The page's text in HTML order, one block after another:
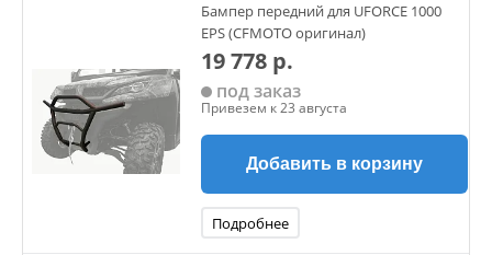
Бампер передний для UFORCE 1000
EPS (CFMOTO оригинал)
19 778 р.
под заказ
Привезем к 23 августа
Добавить в корзину
Подробнее